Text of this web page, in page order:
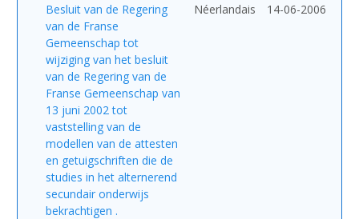
Besluit van de Regering
van de Franse
Gemeenschap tot
wijziging van het besluit
van de Regering van de
Franse Gemeenschap van
13 juni 2002 tot
vaststelling van de
modellen van de attesten
en getuigschriften die de
studies in het alternerend
secundair onderwijs
bekrachtigen .
Néerlandais 14-06-2006